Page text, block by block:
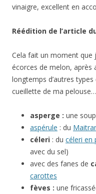
vinaigre, excellent en
Réédition de l’article
Cela fait un moment que
écorces de melon, après
longtemps d’autres
cueillette de ma
asperge : une
aspérule : du
céleri : du céleri en
avec du sel)
avec des fanes de
carottes
fèves : une